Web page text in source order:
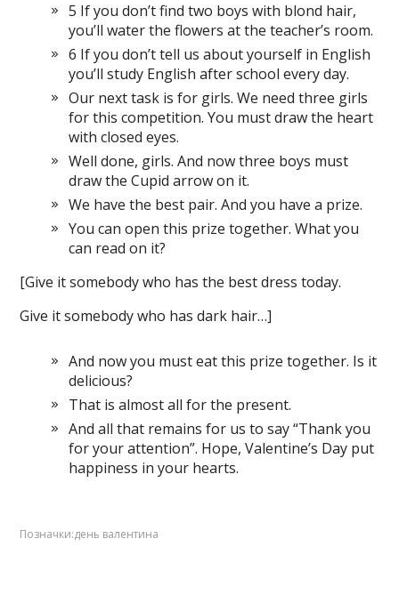
5 If you don’t find two boys with blond hair,
you’ll water the flowers at the teacher’s room.
6 If you don’t tell us about yourself in English
you’ll study English after school every day.
Our next task is for girls. We need three girls
for this competition. You must draw the heart
with closed eyes.
Well done, girls. And now three boys must
draw the Cupid arrow on it.
We have the best pair. And you have a prize.
You can open this prize together. What you
can read on it?
[Give it somebody who has the best dress today.
Give it somebody who has dark hair…]
And now you must eat this prize together. Is it
delicious?
That is almost all for the present.
And all that remains for us to say “Thank you
for your attention”. Hope, Valentine’s Day put
happiness in your hearts.
Позначки:день валентина